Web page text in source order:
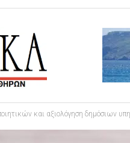
και αξιολόγηση δημόσιων